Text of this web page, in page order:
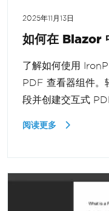
2025年11月13日
如何在 Blazor
了解如何使用
PDF 查看器组件。
段并创建交互式
阅读更多